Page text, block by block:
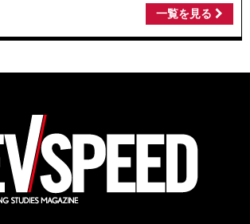
一覧を見る